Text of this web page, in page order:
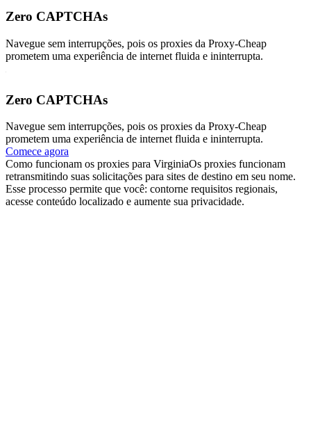
Zero CAPTCHAs
Navegue sem interrupções, pois os proxies da Proxy-Cheap
prometem uma experiência de internet fluida e ininterrupta.
Zero CAPTCHAs
Navegue sem interrupções, pois os proxies da Proxy-Cheap
prometem uma experiência de internet fluida e ininterrupta.
Comece agora
Como funcionam os proxies para VirginiaOs proxies funcionam
retransmitindo suas solicitações para sites de destino em seu nome.
Esse processo permite que você: contorne requisitos regionais,
acesse conteúdo localizado e aumente sua privacidade.